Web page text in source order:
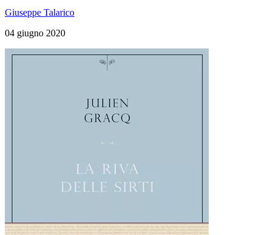
Giuseppe Talarico
04 giugno 2020